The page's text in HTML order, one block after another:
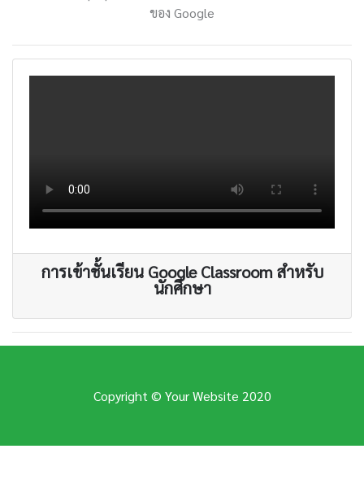
ของ Google
การเข้าชั้นเรียน Google Classroom สำหรับ
นักศึกษา
Copyright © Your Website 2020